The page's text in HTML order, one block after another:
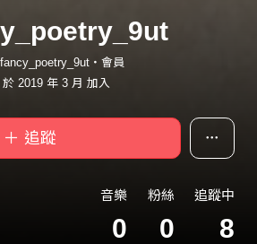
・會員
於 2019 年 3 月 加入
＋ 追蹤
音樂
0
粉絲
0
追蹤中
8